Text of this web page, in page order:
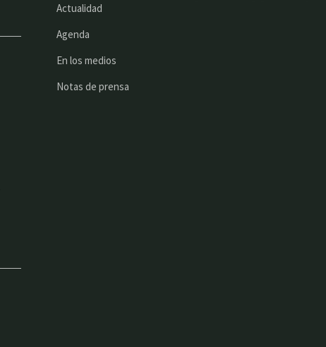
Actualidad
Agenda
En los medios
Notas de prensa